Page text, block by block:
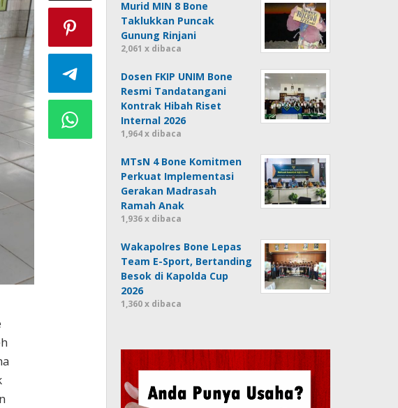
Murid MIN 8 Bone
Taklukkan Puncak
Gunung Rinjani
2,061 x dibaca
Dosen FKIP UNIM Bone
Resmi Tandatangani
Kontrak Hibah Riset
Internal 2026
1,964 x dibaca
MTsN 4 Bone Komitmen
Perkuat Implementasi
Gerakan Madrasah
Ramah Anak
1,936 x dibaca
Wakapolres Bone Lepas
Team E-Sport, Bertanding
Besok di Kapolda Cup
2026
1,360 x dibaca